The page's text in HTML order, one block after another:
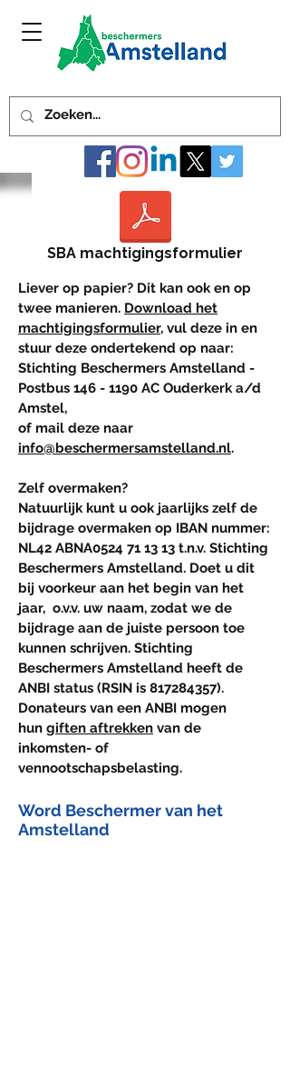
SBA machtigingsformulier
Liever op papier? Dit kan ook en op
twee manieren. Download het
machtigingsformulier, vul deze in en
stuur deze ondertekend op naar:
Stichting Beschermers Amstelland -
Postbus 146 - 1190 AC Ouderkerk a/d
Amstel,
of mail deze naar
info@beschermersamstelland.nl.
​​​Zelf overmaken?
Natuurlijk kunt u ook jaarlijks zelf de
bijdrage overmaken op IBAN nummer:
NL42 ABNA0524 71 13 13 t.n.v. Stichting
Beschermers Amstelland. Doet u dit
bij voorkeur aan het begin van het
jaar, o.v.v. uw naam, zodat we de
bijdrage aan de juiste persoon toe
kunnen schrijven. Stichting
Beschermers Amstelland heeft de
ANBI status (RSIN is 817284357).
Donateurs van een ANBI mogen
hun giften aftrekken van de
inkomsten- of
vennootschapsbelasting.
Word Beschermer van het
Amstelland